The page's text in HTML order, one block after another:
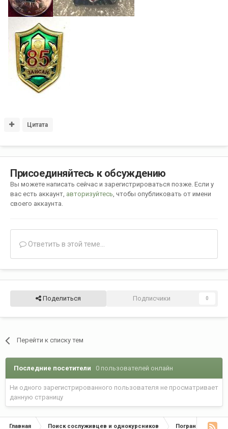
Цитата
Присоединяйтесь к обсуждению
Вы можете написать сейчас и зарегистрироваться позже. Если у
вас есть аккаунт, авторизуйтесь, чтобы опубликовать от имени
своего аккаунта.
Ответить в этой теме...
Поделиться Подписчики 0
Перейти к списку тем
Последние посетители 0 пользователей онлайн
Ни одного зарегистрированного пользователя не просматривает
данную страницу
Главная Поиск сослуживцев и однокурсников Пограничные